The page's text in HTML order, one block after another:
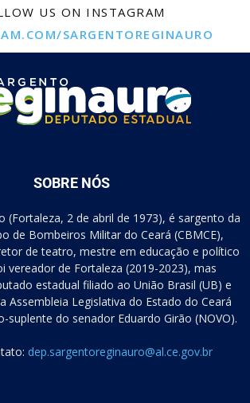
US ON INSTAGRAM
SARGENTOREGINAURO
SOBRE NÓS
(Fortaleza, 2 de abril de 1973), é sargento da
de Bombeiros Militar do Ceará (CBMCE),
de teatro, mestre em educação e político
vereador de Fortaleza (2019-2023), mas
estadual filiado ao União Brasil (UB) e
Assembleia Legislativa do Estado do Ceará
suplente do senador Eduardo Girão (NOVO).
dep.sargentoreginauro@al.ce.gov.br